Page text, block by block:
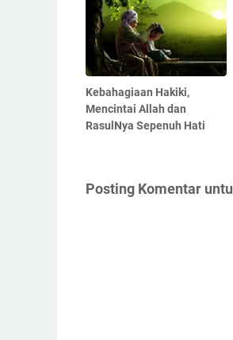
Kebahagiaan Hakiki,
Mencintai Allah dan
RasulNya Sepenuh Hati
Posting Komentar